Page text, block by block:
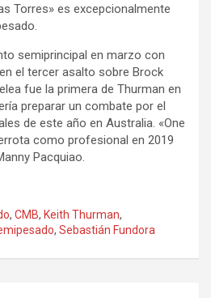
Torres» es excepcionalmente
semiprincipal en marzo con
el tercer asalto sobre Brock
fue la primera de Thurman en
preparar un combate por el
de este año en Australia. «One
como profesional en 2019
Pacquiao.
, CMB, Keith Thurman,
, Sebastián Fundora